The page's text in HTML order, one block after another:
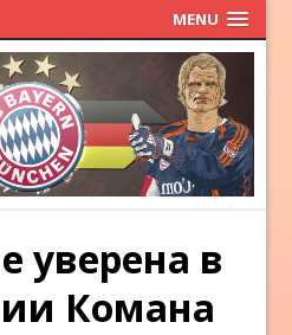
MENU
уверена в
Комана